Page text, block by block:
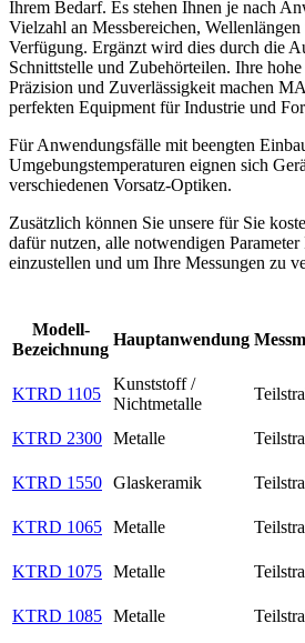
Ihrem Bedarf. Es stehen Ihnen je nach
Vielzahl an Messbereichen,
Verfügung. Ergänzt wird dies durch die
Schnittstelle und Zubehörteilen. Ihre
Präzision und Zuverlässigkeit machen
perfekten Equipment für Industrie und
Für Anwendungsfälle mit beengten
Umgebungstemperaturen eignen sich
verschiedenen Vorsatz-Optiken.
Zusätzlich können Sie unsere für Sie
dafür nutzen, alle notwendigen Parameter
einzustellen und um Ihre Messungen zu
Modell-
Bezeichnung
Hauptanwendung
KTRD 1105
Kunststoff /
Nichtmetalle
KTRD 2300 Metalle
KTRD 1550 Glaskeramik
KTRD 1065 Metalle
KTRD 1075 Metalle
KTRD 1085 Metalle